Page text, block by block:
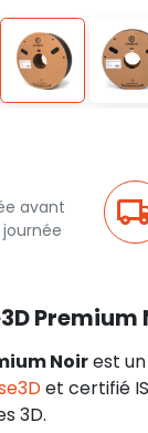
avant
Premium
Noirest un
et certifié
3D.